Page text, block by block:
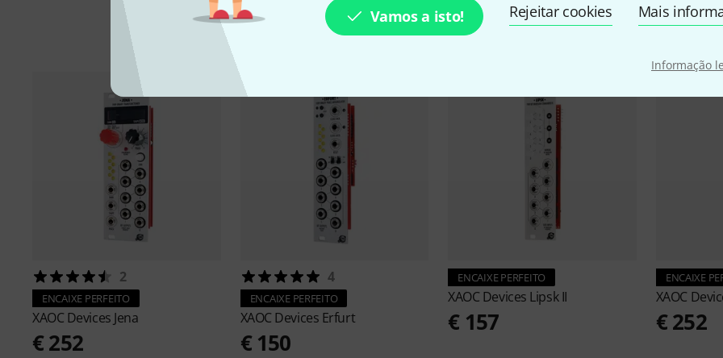
Vamos a isto! Rejeitar cookies Mais
Informação
Acessórios e artigos
2
ENCAIXE PERFEITO
XAOC Devices Jena
€ 252
4
ENCAIXE PERFEITO
XAOC Devices Erfurt
€ 150
ENCAIXE PERFEITO
XAOC Devices Lipsk II
€ 157
ENCAIXE
XAOC
€ 252